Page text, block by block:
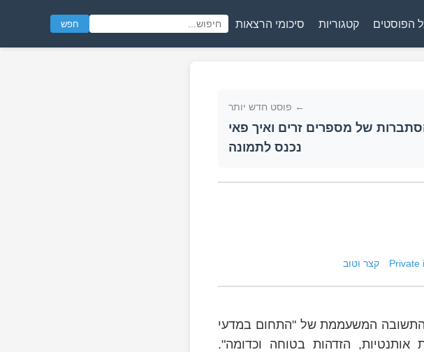
הפוסטים קטגוריות סיכומי הרצאות חפש
← פוסט חדש יותר
של מספרים זרים ואיך פאי
נכנס לתמונה
Private קצר וטוב
התשובה המשעממת של "התחום במדעי
הזדהות בטוחה וכדומה".